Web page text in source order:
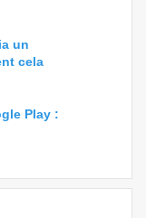
un
cela
Play :